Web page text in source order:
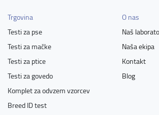
Trgovina
Testi za pse
Testi za mačke
Testi za ptice
Testi za govedo
Komplet za odvzem vzorcev
Breed ID test
O nas
Naš
Naša ekipa
Kontakt
Blog